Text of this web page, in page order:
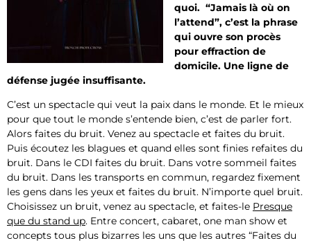
quoi. “Jamais là où on
l’attend”, c’est la phrase
qui ouvre son procès
pour effraction de
domicile. Une ligne de
défense jugée insuffisante.
C’est un spectacle qui veut la paix dans le monde. Et le mieux
pour que tout le monde s’entende bien, c’est de parler fort.
Alors faites du bruit. Venez au spectacle et faites du bruit.
Puis écoutez les blagues et quand elles sont finies refaites du
bruit. Dans le CDI faites du bruit. Dans votre sommeil faites
du bruit. Dans les transports en commun, regardez fixement
les gens dans les yeux et faites du bruit. N’importe quel bruit.
Choisissez un bruit, venez au spectacle, et faites-le Presque
que du stand up. Entre concert, cabaret, one man show et
concepts tous plus bizarres les uns que les autres “Faites du